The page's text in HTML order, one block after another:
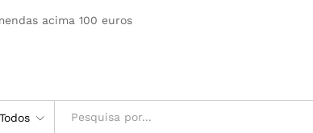
acima 100 euros
Todos
Modelos 60 e 120